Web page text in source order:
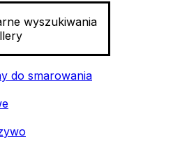
wyszukiwania
do smarowania